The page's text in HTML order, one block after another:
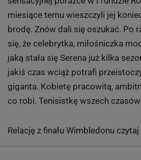
Serena jest wielka, ale tylko
ochotę. I pewnie dlatego nie
tym sezonie, wciąż nie mogąc do
zator płucny sprzed kilkunastu
jej życia, miała tak naprawdę dwa
dublet na igrzyskach. Plan
sensacyjnej porażce w I rundzie